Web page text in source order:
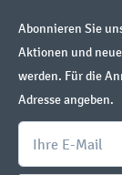
Abonnieren Sie
Aktionen und
werden. Für die
Adresse angeben.